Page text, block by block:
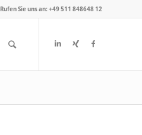
Rufen Sie uns an: +49 511 848648 12